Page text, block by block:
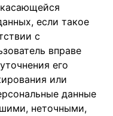
если такое
с
вправе
его
или
данные
неточными,